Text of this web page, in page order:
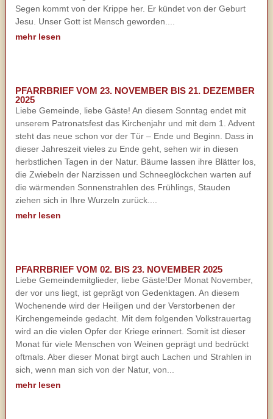
Segen kommt von der Krippe her. Er kündet von der Geburt
Jesu. Unser Gott ist Mensch geworden....
mehr lesen
PFARRBRIEF VOM 23. NOVEMBER BIS 21. DEZEMBER
2025
Liebe Gemeinde, liebe Gäste! An diesem Sonntag endet mit
unserem Patronatsfest das Kirchenjahr und mit dem 1. Advent
steht das neue schon vor der Tür – Ende und Beginn. Dass in
dieser Jahreszeit vieles zu Ende geht, sehen wir in diesen
herbstlichen Tagen in der Natur. Bäume lassen ihre Blätter los,
die Zwiebeln der Narzissen und Schneeglöckchen warten auf
die wärmenden Sonnenstrahlen des Frühlings, Stauden
ziehen sich in Ihre Wurzeln zurück....
mehr lesen
PFARRBRIEF VOM 02. BIS 23. NOVEMBER 2025
Liebe Gemeindemitglieder, liebe Gäste!Der Monat November,
der vor uns liegt, ist geprägt von Gedenktagen. An diesem
Wochenende wird der Heiligen und der Verstorbenen der
Kirchengemeinde gedacht. Mit dem folgenden Volkstrauertag
wird an die vielen Opfer der Kriege erinnert. Somit ist dieser
Monat für viele Menschen von Weinen geprägt und bedrückt
oftmals. Aber dieser Monat birgt auch Lachen und Strahlen in
sich, wenn man sich von der Natur, von...
mehr lesen